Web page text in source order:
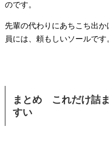
のです。
先輩の代わりにあちこち出
員には、頼もしいソールです
まとめ これだけ詰
すい